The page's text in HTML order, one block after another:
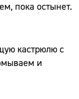
пока остынет.
кастрюлю с
и